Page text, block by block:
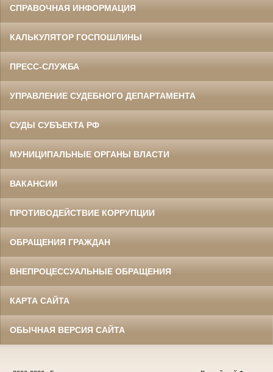
СПРАВОЧНАЯ ИНФОРМАЦИЯ
КАЛЬКУЛЯТОР ГОСПОШЛИНЫ
ПРЕСС-СЛУЖБА
УПРАВЛЕНИЕ СУДЕБНОГО ДЕПАРТАМЕНТА
СУДЫ СУБЪЕКТА РФ
МУНИЦИПАЛЬНЫЕ ОРГАНЫ ВЛАСТИ
ВАКАНСИИ
ПРОТИВОДЕЙСТВИЕ КОРРУПЦИИ
ОБРАЩЕНИЯ ГРАЖДАН
ВНЕПРОЦЕССУАЛЬНЫЕ ОБРАЩЕНИЯ
КАРТА САЙТА
ОБЫЧНАЯ ВЕРСИЯ САЙТА